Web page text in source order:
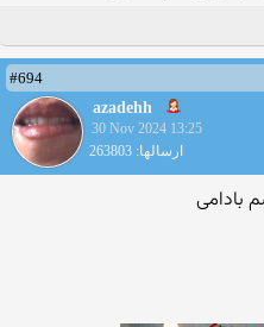
#694
azadehh
30 Nov 2024 13:25
ارسالها: 263803
بادامی